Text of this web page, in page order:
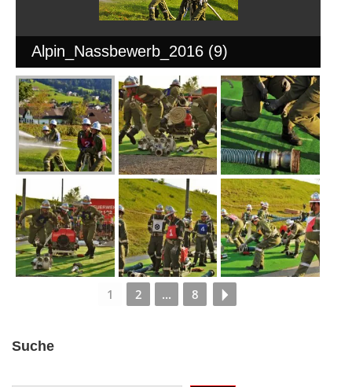
Alpin_Nassbewerb_2016 (9)
1 2 ... 8
Suche